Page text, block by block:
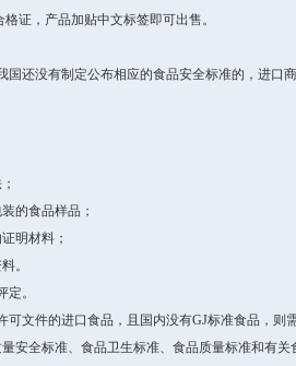
证，产品加贴中文标签即可出售。
国还没有制定公布相应的食品安全标准的，进口
的食品样品；
明材料；
。
。
可文件的进口食品，且国内没有GJ标准食品，
量安全标准、食品卫生标准、食品质量标准和有